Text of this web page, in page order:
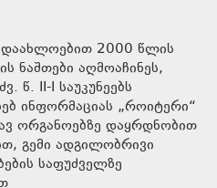
დაახლოებით 2000 წლის
ნაშთები აღმოაჩინეს,
წ. II-I საუკუნეებს
ინფორმაციას „როიტერი“
ორგანოებზე დაყრდნობით
გემი ადგილობრივი
საფუძველზე